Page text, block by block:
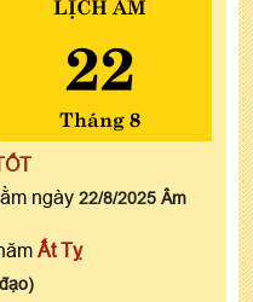
22
Tháng 8
ngày 22/8/2025 Âm
năm Ất Tỵ